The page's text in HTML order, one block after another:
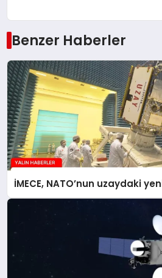
Benzer Haberler
İMECE, NATO’nun uzaydaki